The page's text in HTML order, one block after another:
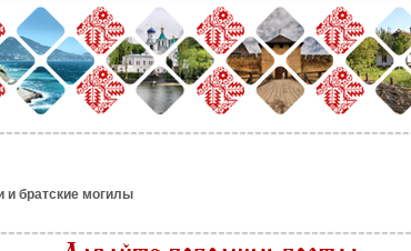
и братские могилы